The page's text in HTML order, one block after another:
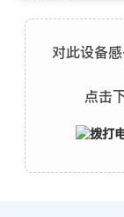
对此设备
点击